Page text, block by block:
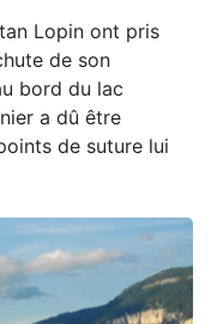
Lopin ont pris
de son
bord du lac
a dû être
de suture lui